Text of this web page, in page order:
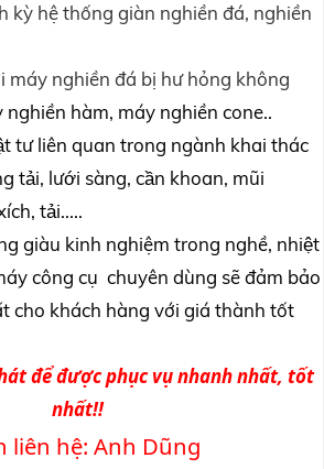
kỳ hệ thống giàn nghiền đá, nghiền
máy nghiền đá bị hư hỏng không
nghiền hàm, máy nghiền cone..
tư liên quan trong ngành khai thác
tải, lưới sàng, cần khoan, mũi
tải.....
giàu kinh nghiệm trong nghề, nhiệt
công cụ chuyên dùng sẽ đảm bảo
cho khách hàng với giá thành tốt
để được phục vụ nhanh nhất, tốt
nhất!!
liên hệ: Anh Dũng